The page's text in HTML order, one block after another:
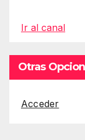
Ir al canal
Otras
Acceder